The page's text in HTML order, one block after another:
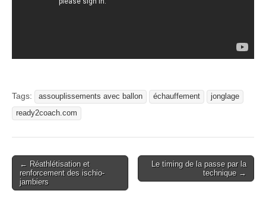
Tags: assouplissements avec ballon échauffement
jonglage
ready2coach.com
Post
navigation
← Réathlétisation et
renforcement des ischio-
jambiers
Le timing de la passe par la
technique →